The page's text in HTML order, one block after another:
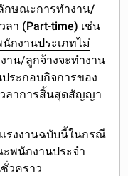
กษณะการทำงาน/
ลา (Part-time) เช่น
กงานประเภทไม่
าน/ลูกจ้างจะทำงาน
ระกอบกิจการของ
วลาการสิ้นสุดสัญญา
รงงานฉบับนี้ในกรณี
พนักงานประจำ
วคราว